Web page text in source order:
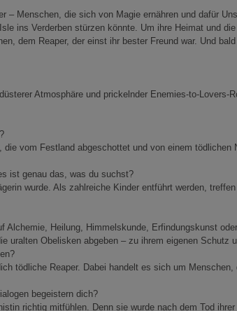
– Menschen, die sich von Magie ernähren und dafür
ins Verderben stürzen könnte. Um ihre Heimat und
dem Reaper, der einst ihr bester Freund war. Und
Atmosphäre und prickelnder Enemies-to-
vom Festland abgeschottet und von einem
ist genau das, was du suchst?
wurde. Als zahlreiche Kinder entführt werden,
Heilung, Himmelskunde, Erfindungskunst
Obelisken abgeben – zu ihrem eigenen Schutz
tödliche Reaper. Dabei handelt es sich um
begeistern dich?
richtig mitfühlen. Denn sie wurde nach dem Tod